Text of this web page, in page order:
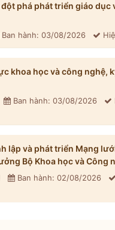
phá phát triển giáo dục
Ban hành: 03/08/2026
khoa học và công nghệ,
Ban hành: 03/08/2026
lập và phát triển Mạng
Bộ Khoa học và Công
Ban hành: 02/08/2026